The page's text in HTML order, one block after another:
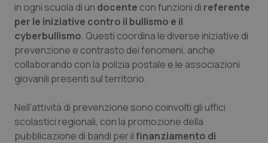
in ogni scuola di un docente con funzioni di referente
per le iniziative contro il bullismo e il
cyberbullismo. Questi coordina le diverse iniziative di
prevenzione e contrasto dei fenomeni, anche
collaborando con la polizia postale e le associazioni
giovanili presenti sul territorio.
Nell'attività di prevenzione sono coinvolti gli uffici
scolastici regionali, con la promozione della
pubblicazione di bandi per ilfinanziamento di